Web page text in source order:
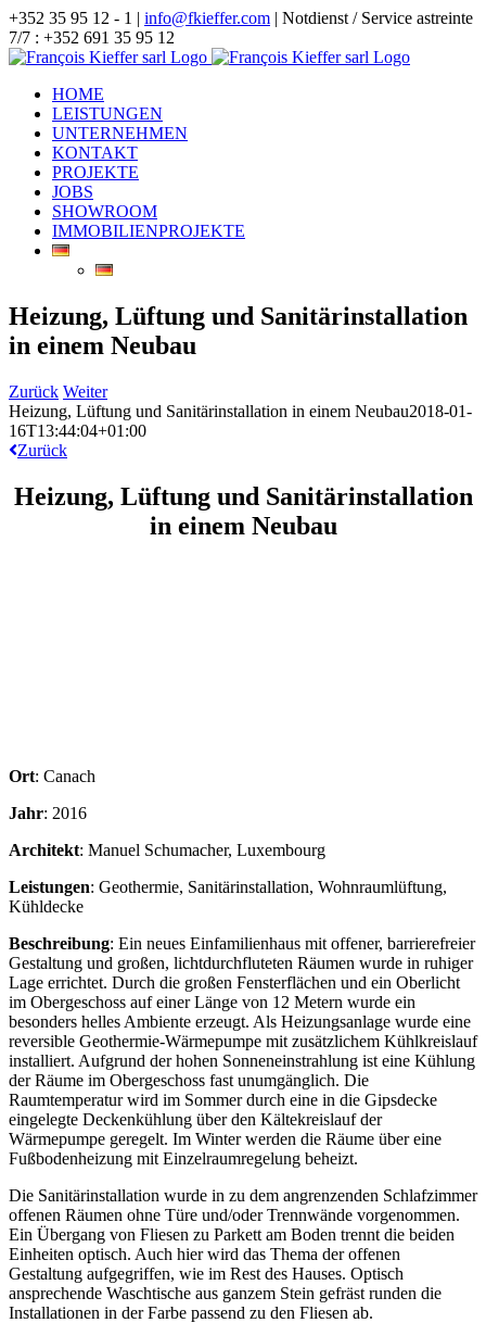
Zum
Inhalt
springen
+352 35 95 12 - 1 | info@fkieffer.com | Notdienst / Service astreinte
7/7 : +352 691 35 95 12
HOME
LEISTUNGEN
UNTERNEHMEN
KONTAKT
PROJEKTE
JOBS
SHOWROOM
IMMOBILIENPROJEKTE
Heizung, Lüftung und Sanitärinstallation
in einem Neubau
Zurück Weiter
Heizung, Lüftung und Sanitärinstallation in einem Neubau2018-01-
16T13:44:04+01:00
Zurück
Heizung, Lüftung und Sanitärinstallation
in einem Neubau
Ort: Canach
Jahr: 2016
Architekt: Manuel Schumacher, Luxembourg
Leistungen: Geothermie, Sanitärinstallation, Wohnraumlüftung,
Kühldecke
Beschreibung: Ein neues Einfamilienhaus mit offener, barrierefreier
Gestaltung und großen, lichtdurchfluteten Räumen wurde in ruhiger
Lage errichtet. Durch die großen Fensterflächen und ein Oberlicht
im Obergeschoss auf einer Länge von 12 Metern wurde ein
besonders helles Ambiente erzeugt. Als Heizungsanlage wurde eine
reversible Geothermie-Wärmepumpe mit zusätzlichem Kühlkreislauf
installiert. Aufgrund der hohen Sonneneinstrahlung ist eine Kühlung
der Räume im Obergeschoss fast unumgänglich. Die
Raumtemperatur wird im Sommer durch eine in die Gipsdecke
eingelegte Deckenkühlung über den Kältekreislauf der
Wärmepumpe geregelt. Im Winter werden die Räume über eine
Fußbodenheizung mit Einzelraumregelung beheizt.
Die Sanitärinstallation wurde in zu dem angrenzenden Schlafzimmer
offenen Räumen ohne Türe und/oder Trennwände vorgenommen.
Ein Übergang von Fliesen zu Parkett am Boden trennt die beiden
Einheiten optisch. Auch hier wird das Thema der offenen
Gestaltung aufgegriffen, wie im Rest des Hauses. Optisch
ansprechende Waschtische aus ganzem Stein gefräst runden die
Installationen in der Farbe passend zu den Fliesen ab.